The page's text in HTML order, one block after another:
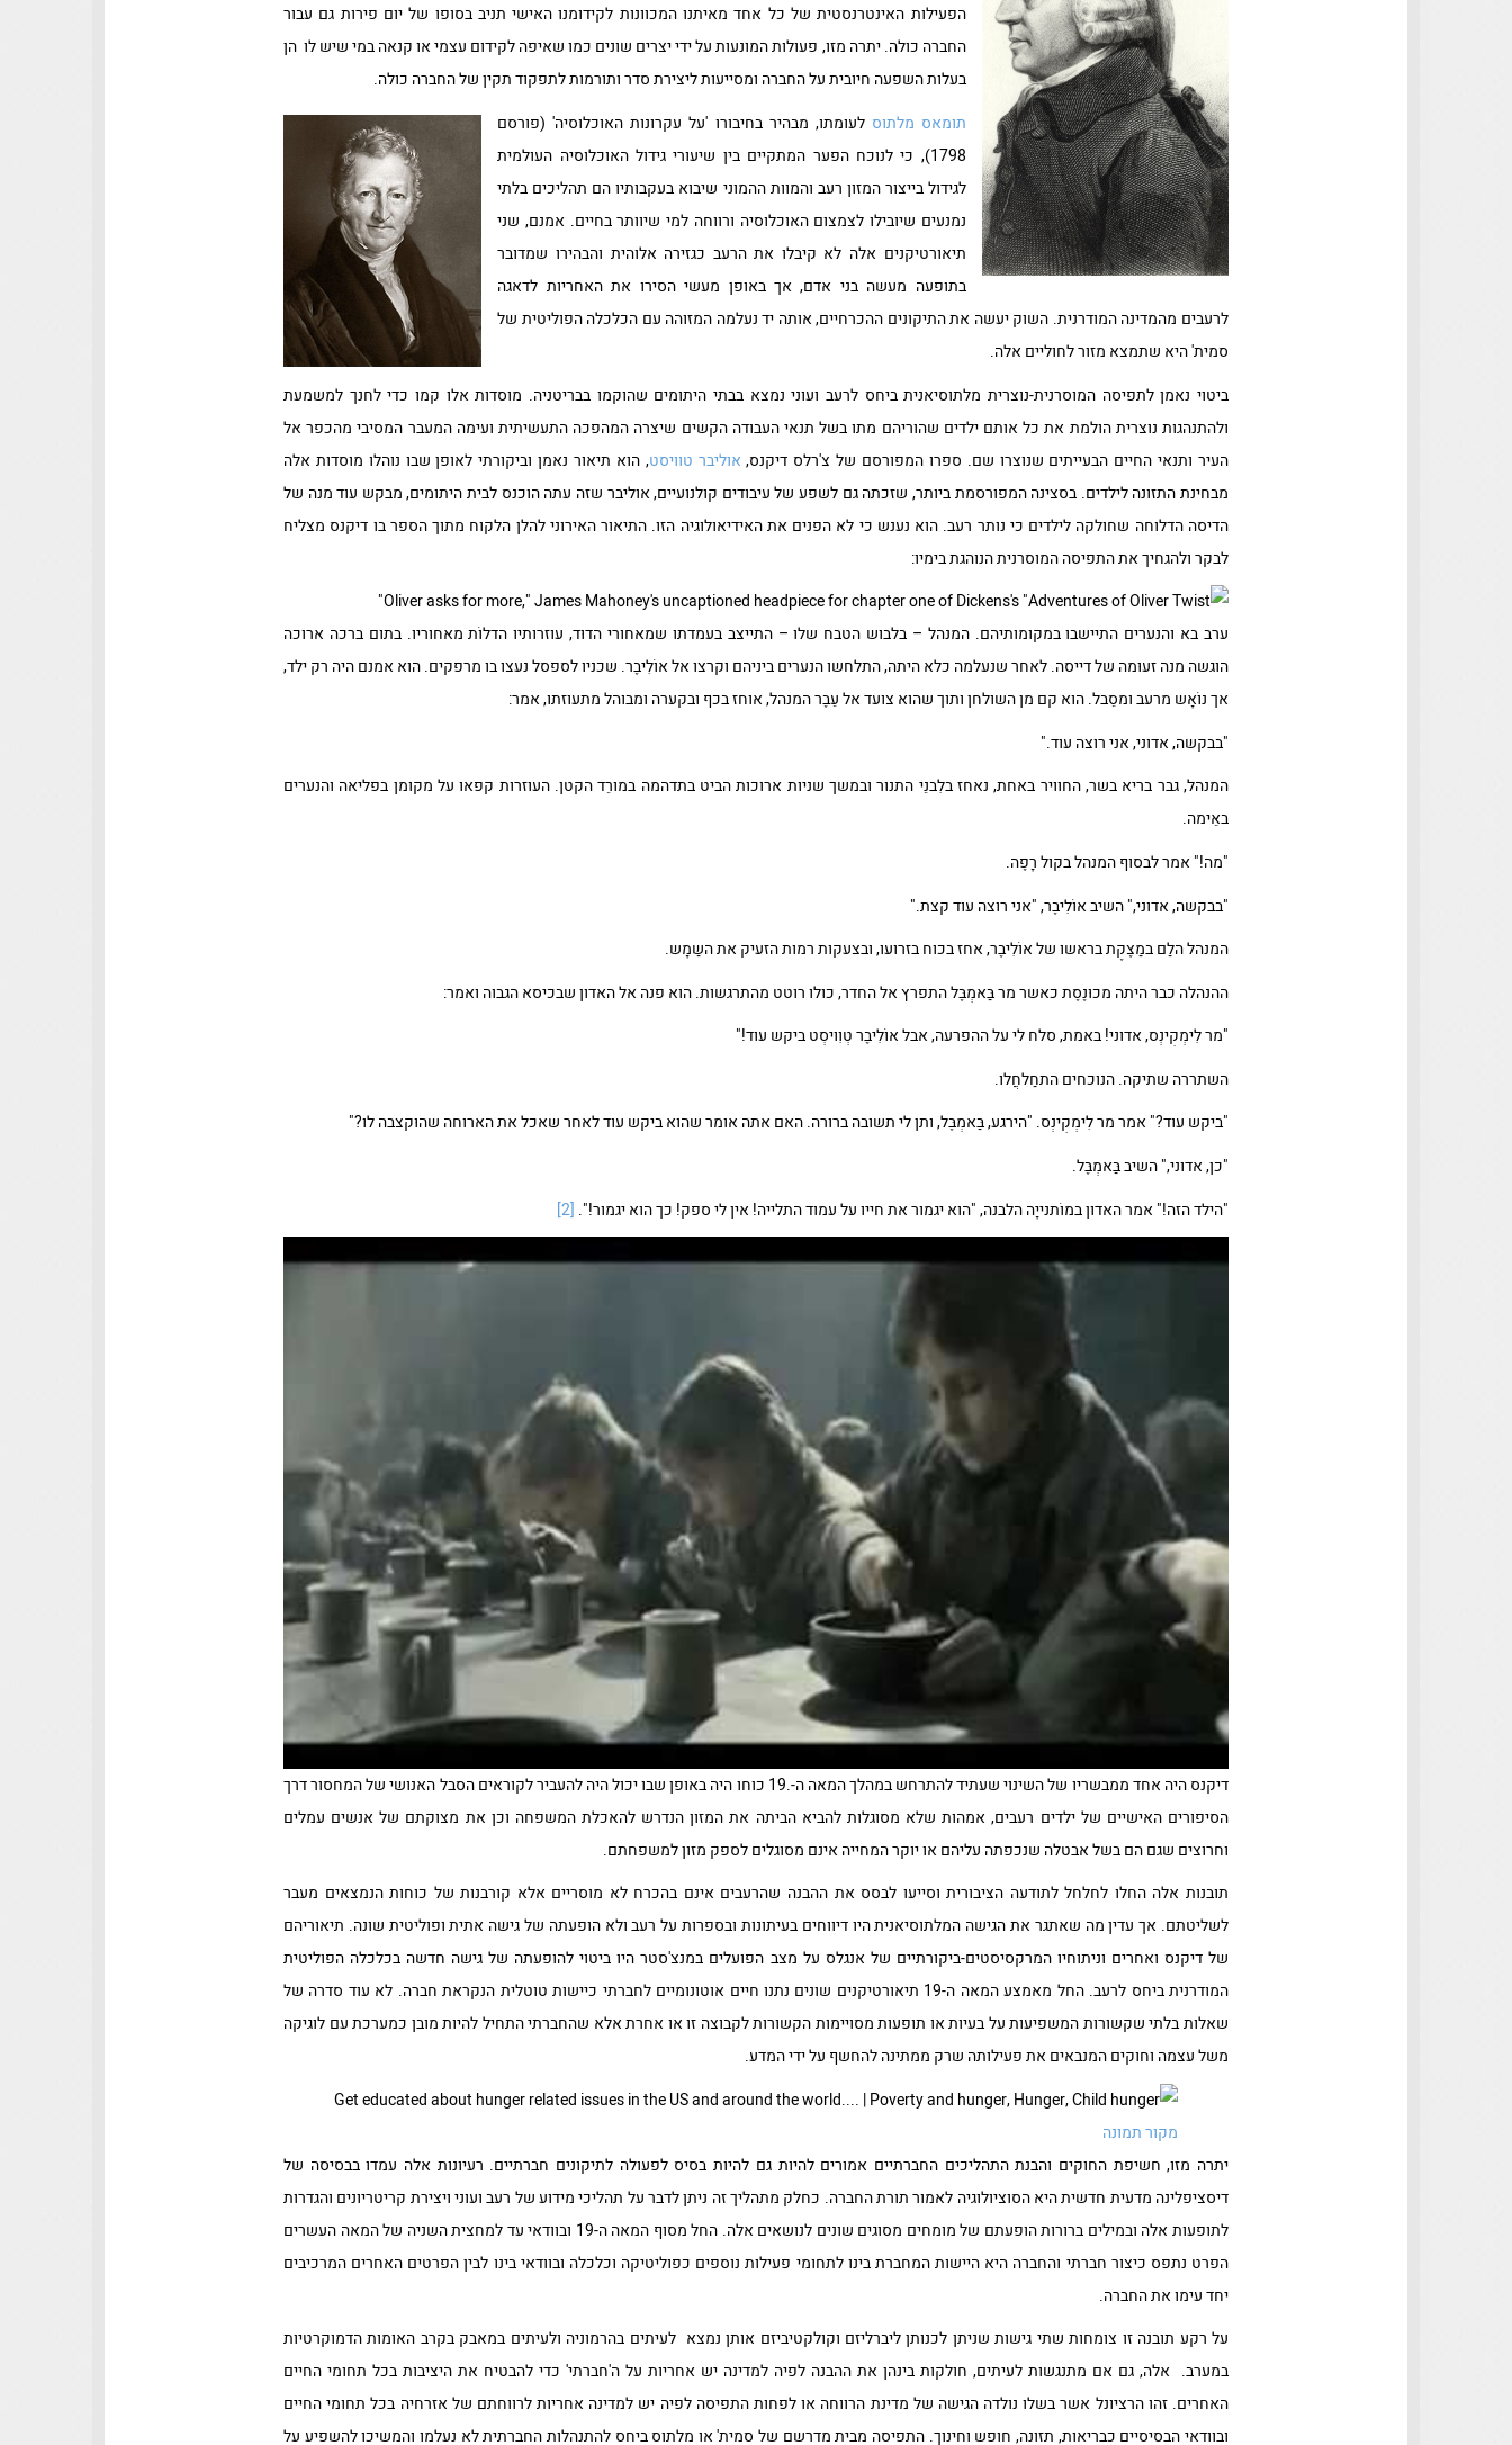
הפעילות האינטרנסטית של כל אחד מאיתנו המכוונות לקידומנו האישי תניב בסופו של יום פירות גם עבור
החברה כולה. יתרה מזו, פעולות המונעות על ידי יצרים שונים כמו שאיפה לקידום עצמי או קנאה במי שיש לו הן
בעלות השפעה חיובית על החברה ומסייעות ליצירת סדר ותורמות לתפקוד תקין של החברה כולה.
תומאס מלתוס לעומתו, מבהיר בחיבורו 'על עקרונות האוכלוסיה' (פורסם
1798), כי לנוכח הפער המתקיים בין שיעורי גידול האוכלוסיה העולמית
לגידול בייצור המזון רעב והמוות ההמוני שיבוא בעקבותיו הם תהליכים בלתי
נמנעים שיובילו לצמצום האוכלוסיה ורווחה למי שיוותר בחיים. אמנם, שני
תיאורטיקנים אלה לא קיבלו את הרעב כגזירה אלוהית והבהירו שמדובר
בתופעה מעשה בני אדם, אך באופן מעשי הסירו את האחריות לדאגה
לרעבים מהמדינה המודרנית. השוק יעשה את התיקונים ההכרחיים, אותה יד נעלמה המזוהה עם הכלכלה הפוליטית של
סמית' היא שתמצא מזור לחוליים אלה.
ביטוי נאמן לתפיסה המוסרנית-נוצרית מלתוסיאנית ביחס לרעב ועוני נמצא בבתי היתומים שהוקמו בבריטניה. מוסדות אלו קמו כדי לחנך למשמעת
ולהתנהגות נוצרית הולמת את כל אותם ילדים שהוריהם מתו בשל תנאי העבודה הקשים שיצרה המהפכה התעשיתית ועימה המעבר המסיבי מהכפר אל
העיר ותנאי החיים הבעייתים שנוצרו שם. ספרו המפורסם של צ'רלס דיקנס, אוליבר טוויסט, הוא תיאור נאמן וביקורתי לאופן שבו נוהלו מוסדות אלה
מבחינת התזונה לילדים. בסצינה המפורסמת ביותר, שזכתה גם לשפע של עיבודים קולנועיים, אוליבר שזה עתה הוכנס לבית היתומים, מבקש עוד מנה של
הדיסה הדלוחה שחולקה לילדים כי נותר רעב. הוא נענש כי לא הפנים את האידיאולוגיה הזו. התיאור האירוני להלן הלקוח מתוך הספר בו דיקנס מצליח
לבקר ולהגחיך את התפיסה המוסרנית הנוהגת בימיו:
ערב בא והנערים התיישבו במקומותיהם. המנהל – בלבוש הטבח שלו – התייצב בעמדתו שמאחורי הדוּד, עוזרותיו הדלוֹת מאחוריו. בתום ברכה ארוכה
הוגשה מנה זעוּמה של דייסה. לאחר שנעלמה כלא היתה, התלחשו הנערים ביניהם וקרצו אל אוֹלִיבֶר. שכניו לספסל נעצו בו מרפקים. הוא אמנם היה רק ילד,
אך נוֹאָש מרעב ומסֵבל. הוא קם מן השולחן ותוך שהוא צועד אל עֵבֶר המנהל, אוחז בכף ובקערה ומבוהל מתעוזתו, אמר:
"בבקשה, אדוני, אני רוצה עוד."
המנהל, גבר בריא בשר, החוויר באחת, נאחז בלִבנֵי התנור ובמשך שניות ארוכות הביט בתדהמה במורֵד הקטן. העוזרות קפאו על מקומן בפליאה והנערים
באֵימה.
"מה!" אמר לבסוף המנהל בקול רָפֶה.
"בבקשה, אדוני," השיב אוֹלִיבֶר, "אני רוצה עוד קצת."
המנהל הלַם במַצֶקֶת בראשו של אוֹלִיבֶר, אחז בכוח בזרועו, ובצעקות רמות הזעיק את השַמָש.
ההנהלה כבר היתה מכוּנֶסֶת כאשר מר בַּאמְבֶּל התפרץ אל החדר, כולו רוטט מהתרגשות. הוא פנה אל האדון שבכיסא הגבוה ואמר:
"מר לִימְקִינְס, אדוני! באמת, סלח לי על ההפרעה, אבל אוֹלִיבֶר טְוִויסְט ביקש עוד!"
השתררה שתיקה. הנוכחים התחַלחֲלו.
"ביקש עוד?" אמר מר לִימְקִינְס. "הירגע, בַּאמְבֶּל, ותן לי תשובה ברורה. האם אתה אומר שהוא ביקש עוד לאחר שאכל את הארוחה שהוּקצבה לו?"
"כן, אדוני," השיב בַּאמְבֶּל.
"הילד הזה!" אמר האדון במוֹתנייָה הלבנה, "הוא יגמור את חייו על עמוד התלייה! אין לי ספק! כך הוא יגמור!". [2]
דיקנס היה אחד ממבשריו של השינוי שעתיד להתרחש במהלך המאה ה-.19 כוחו היה באופן שבו יכול היה להעביר לקוראים הסבל האנושי של המחסור דרך
הסיפורים האישיים של ילדים רעבים, אמהות שלא מסוגלות להביא הביתה את המזון הנדרש להאכלת המשפחה וכן את מצוקתם של אנשים עמלים
וחרוצים שגם הם בשל אבטלה שנכפתה עליהם או יוקר המחייה אינם מסוגלים לספק מזון למשפחתם.
תובנות אלה החלו לחלחל לתודעה הציבורית וסייעו לבסס את ההבנה שהרעבים אינם בהכרח לא מוסריים אלא קורבנות של כוחות הנמצאים מעבר
לשליטתם. אך עדין מה שאתגר את הגישה המלתוסיאנית היו דיווחים בעיתונות ובספרות על רעב ולא הופעתה של גישה אתית ופוליטית שונה. תיאוריהם
של דיקנס ואחרים וניתוחיו המרקסיסטים-ביקורתיים של אנגלס על מצב הפועלים במנצ'סטר היו ביטוי להופעתה של גישה חדשה בכלכלה הפוליטית
המודרנית ביחס לרעב. החל מאמצע המאה ה-19 תיאורטיקנים שונים נתנו חיים אוטונומיים לחברתי כיישות טוטלית הנקראת חברה. לא עוד סדרה של
שאלות בלתי שקשורות המשפיעות על בעיות או תופעות מסויימות הקשורות לקבוצה זו או אחרת אלא שהחברתי התחיל להיות מובן כמערכת עם לוגיקה
משל עצמה וחוקים המנבאים את פעילותה שרק ממתינה להחשף על ידי המדע.
מקור תמונה
יתרה מזו, חשיפת החוקים והבנת התהליכים החברתיים אמורים להיות גם להיות בסיס לפעולה לתיקונים חברתיים. רעיונות אלה עמדו בבסיסה של
דיסציפלינה מדעית חדשית היא הסוציולוגיה לאמור תורת החברה. כחלק מתהליך זה ניתן לדבר על תהליכי מידוע של רעב ועוני ויצירת קריטריונים והגדרות
לתופעות אלה ובמילים ברורות הופעתם של מומחים מסוגים שונים לנושאים אלה. החל מסוף המאה ה-19 ובוודאי עד למחצית השניה של המאה העשרים
הפרט נתפס כיצור חברתי והחברה היא היישות המחברת בינו לתחומי פעילות נוספים כפוליטיקה וכלכלה ובוודאי בינו לבין הפרטים האחרים המרכיבים
יחד עימו את החברה.
על רקע תובנה זו צומחות שתי גישות שניתן לכנותן ליברליזם וקולקטיביזם אותן נמצא לעיתים בהרמוניה ולעיתים במאבק בקרב האומות הדמוקרטיות
במערב. אלה, גם אם מתנגשות לעיתים, חולקות בינהן את ההבנה לפיה למדינה יש אחריות על ה'חברתי' כדי להבטיח את היציבות בכל תחומי החיים
האחרים. זהו הרציונל אשר בשלו נולדה הגישה של מדינת הרווחה או לפחות התפיסה לפיה יש למדינה אחריות לרווחתם של אזרחיה בכל תחומי החיים
ובוודאי הבסיסיים כבריאות, תזונה, חופש וחינוך. התפיסה מבית מדרשם של סמית' או מלתוס ביחס להתנהלות החברתית לא נעלמו והמשיכו להשפיע על